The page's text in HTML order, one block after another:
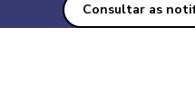
Consultar as